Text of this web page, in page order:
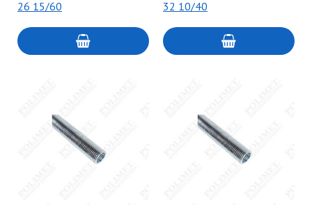
26 15/60 32 10/40